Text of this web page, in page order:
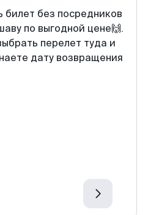
без посредников
по выгодной цене🙌.
перелет туда и
дату возвращения